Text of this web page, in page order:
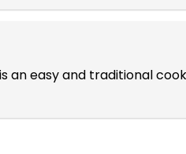
an easy and traditional